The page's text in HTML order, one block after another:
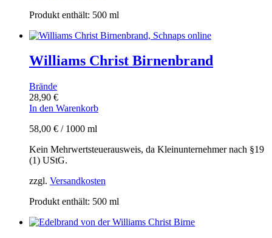
Produkt enthält: 500 ml
Williams Christ Birnenbrand
Brände
28,90 €
In den Warenkorb
58,00 € / 1000 ml
Kein Mehrwertsteuerausweis, da Kleinunternehmer nach §19
(1) UStG.
zzgl. Versandkosten
Produkt enthält: 500 ml